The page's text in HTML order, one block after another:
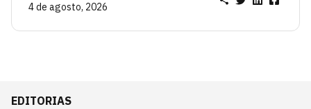
4 de agosto, 2026
EDITORIAS